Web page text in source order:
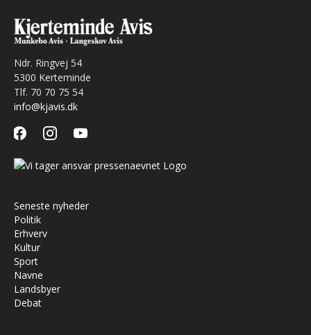
Ndr. Ringvej 54
5300 Kerteminde
Tlf. 70 70 75 54
info@kjavis.dk
facebookinstagramyoutube
Seneste nyheder
Politik
Erhverv
Kultur
Sport
Navne
Landsbyer
Debat